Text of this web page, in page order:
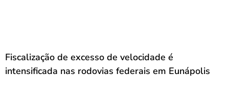
Fiscalização de excesso de velocidade é
intensificada nas rodovias federais em Eunápolis